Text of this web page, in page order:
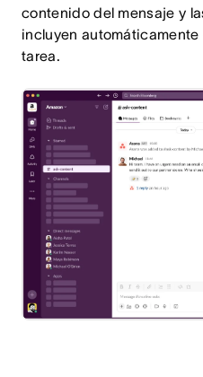
contenido del mensaje y
incluyen
tarea.